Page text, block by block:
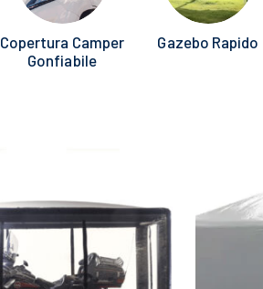
Copertura Camper
Gonfiabile
Gazebo Rapido